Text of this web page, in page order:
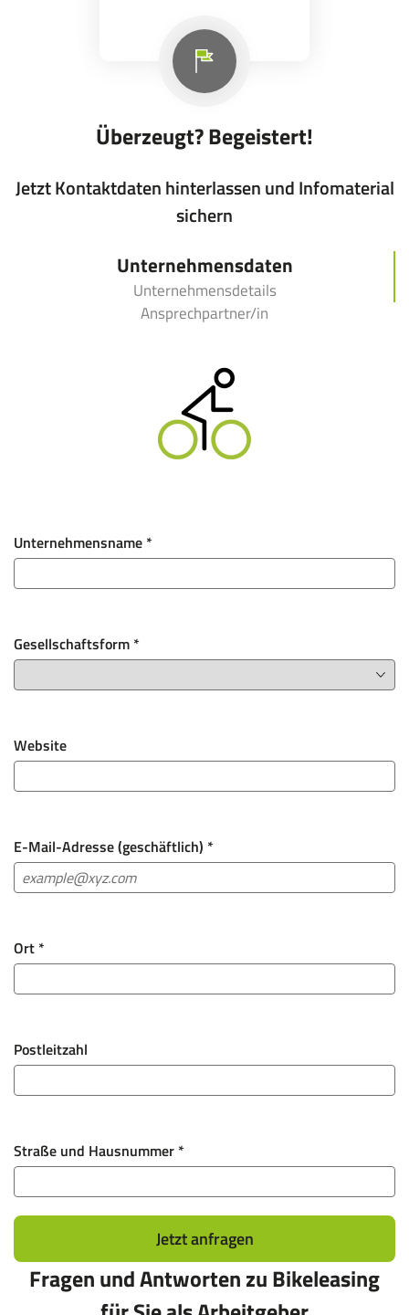
Überzeugt? Begeistert!
Jetzt Kontaktdaten hinterlassen und Infomaterial
sichern
Unternehmensdaten
Unternehmensdetails
Ansprechpartner/in
Unternehmensname *
Gesellschaftsform *
Website
E-Mail-Adresse (geschäftlich) *
Ort *
Postleitzahl
Straße und Hausnummer *
Jetzt anfragen
Fragen und Antworten zu Bikeleasing